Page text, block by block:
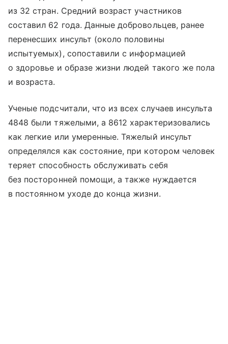
из 32 стран. Средний возраст участников
составил 62 года. Данные добровольцев, ранее
перенесших инсульт (около половины
испытуемых), сопоставили с информацией
о здоровье и образе жизни людей такого же пола
и возраста.
Ученые подсчитали, что из всех случаев инсульта
4848 были тяжелыми, а 8612 характеризовались
как легкие или умеренные. Тяжелый инсульт
определялся как состояние, при котором человек
теряет способность обслуживать себя
без посторонней помощи, а также нуждается
в постоянном уходе до конца жизни.